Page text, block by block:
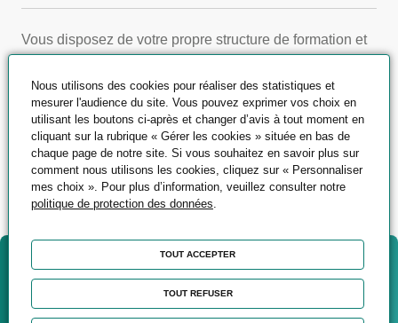
Vous disposez de votre propre structure de formation et
N'hésitez pas à nous partager votre profil !
Postuler à cette offre
Vous souhaitez être
accompagné(e) dans votre
projet ?
Nous utilisons des cookies pour réaliser des statistiques et
mesurer l'audience du site. Vous pouvez exprimer vos choix en
utilisant les boutons ci-après et changer d’avis à tout moment en
cliquant sur la rubrique « Gérer les cookies » située en bas de
chaque page de notre site. Si vous souhaitez en savoir plus sur
comment nous utilisons les cookies, cliquez sur « Personnaliser
mes choix ». Pour plus d’information, veuillez consulter notre
politique de protection des données
TOUT ACCEPTER
TOUT REFUSER